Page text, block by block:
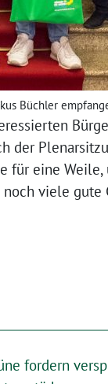
Büchler
der
für eine
viele gute
fordern